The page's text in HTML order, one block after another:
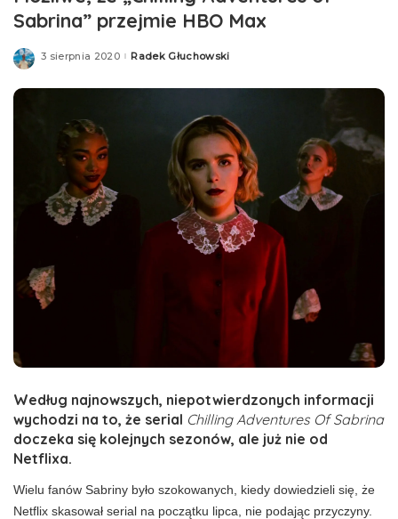
Sabrina” przejmie HBO Max
3 sierpnia 2020Posted
Radek Głuchowski
Według najnowszych, niepotwierdzonych informacji
wychodzi na to, że serial Chilling Adventures Of Sabrina
doczeka się kolejnych sezonów, ale już nie od
Netflixa.
Wielu fanów Sabriny było szokowanych, kiedy dowiedzieli się, że
Netflix skasował serial na początku lipca, nie podając przyczyny.